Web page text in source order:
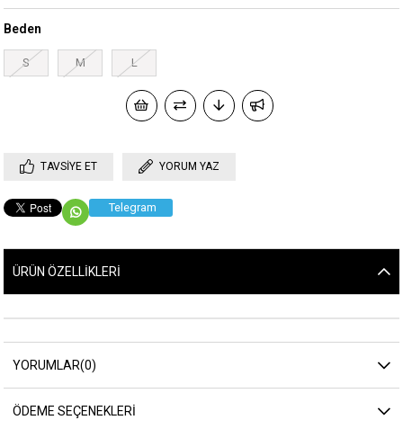
Beden
S M L
TAVSIYE ET YORUM YAZ
Telegram
ÜRÜN ÖZELLIKLERI
YORUMLAR(0)
ÖDEME SEÇENEKLERI